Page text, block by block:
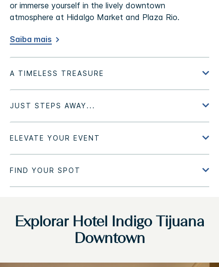
or immerse yourself in the lively downtown
atmosphere at Hidalgo Market and Plaza Rio.
Saiba mais
Explorar Hotel Indigo Tijuana
Downtown